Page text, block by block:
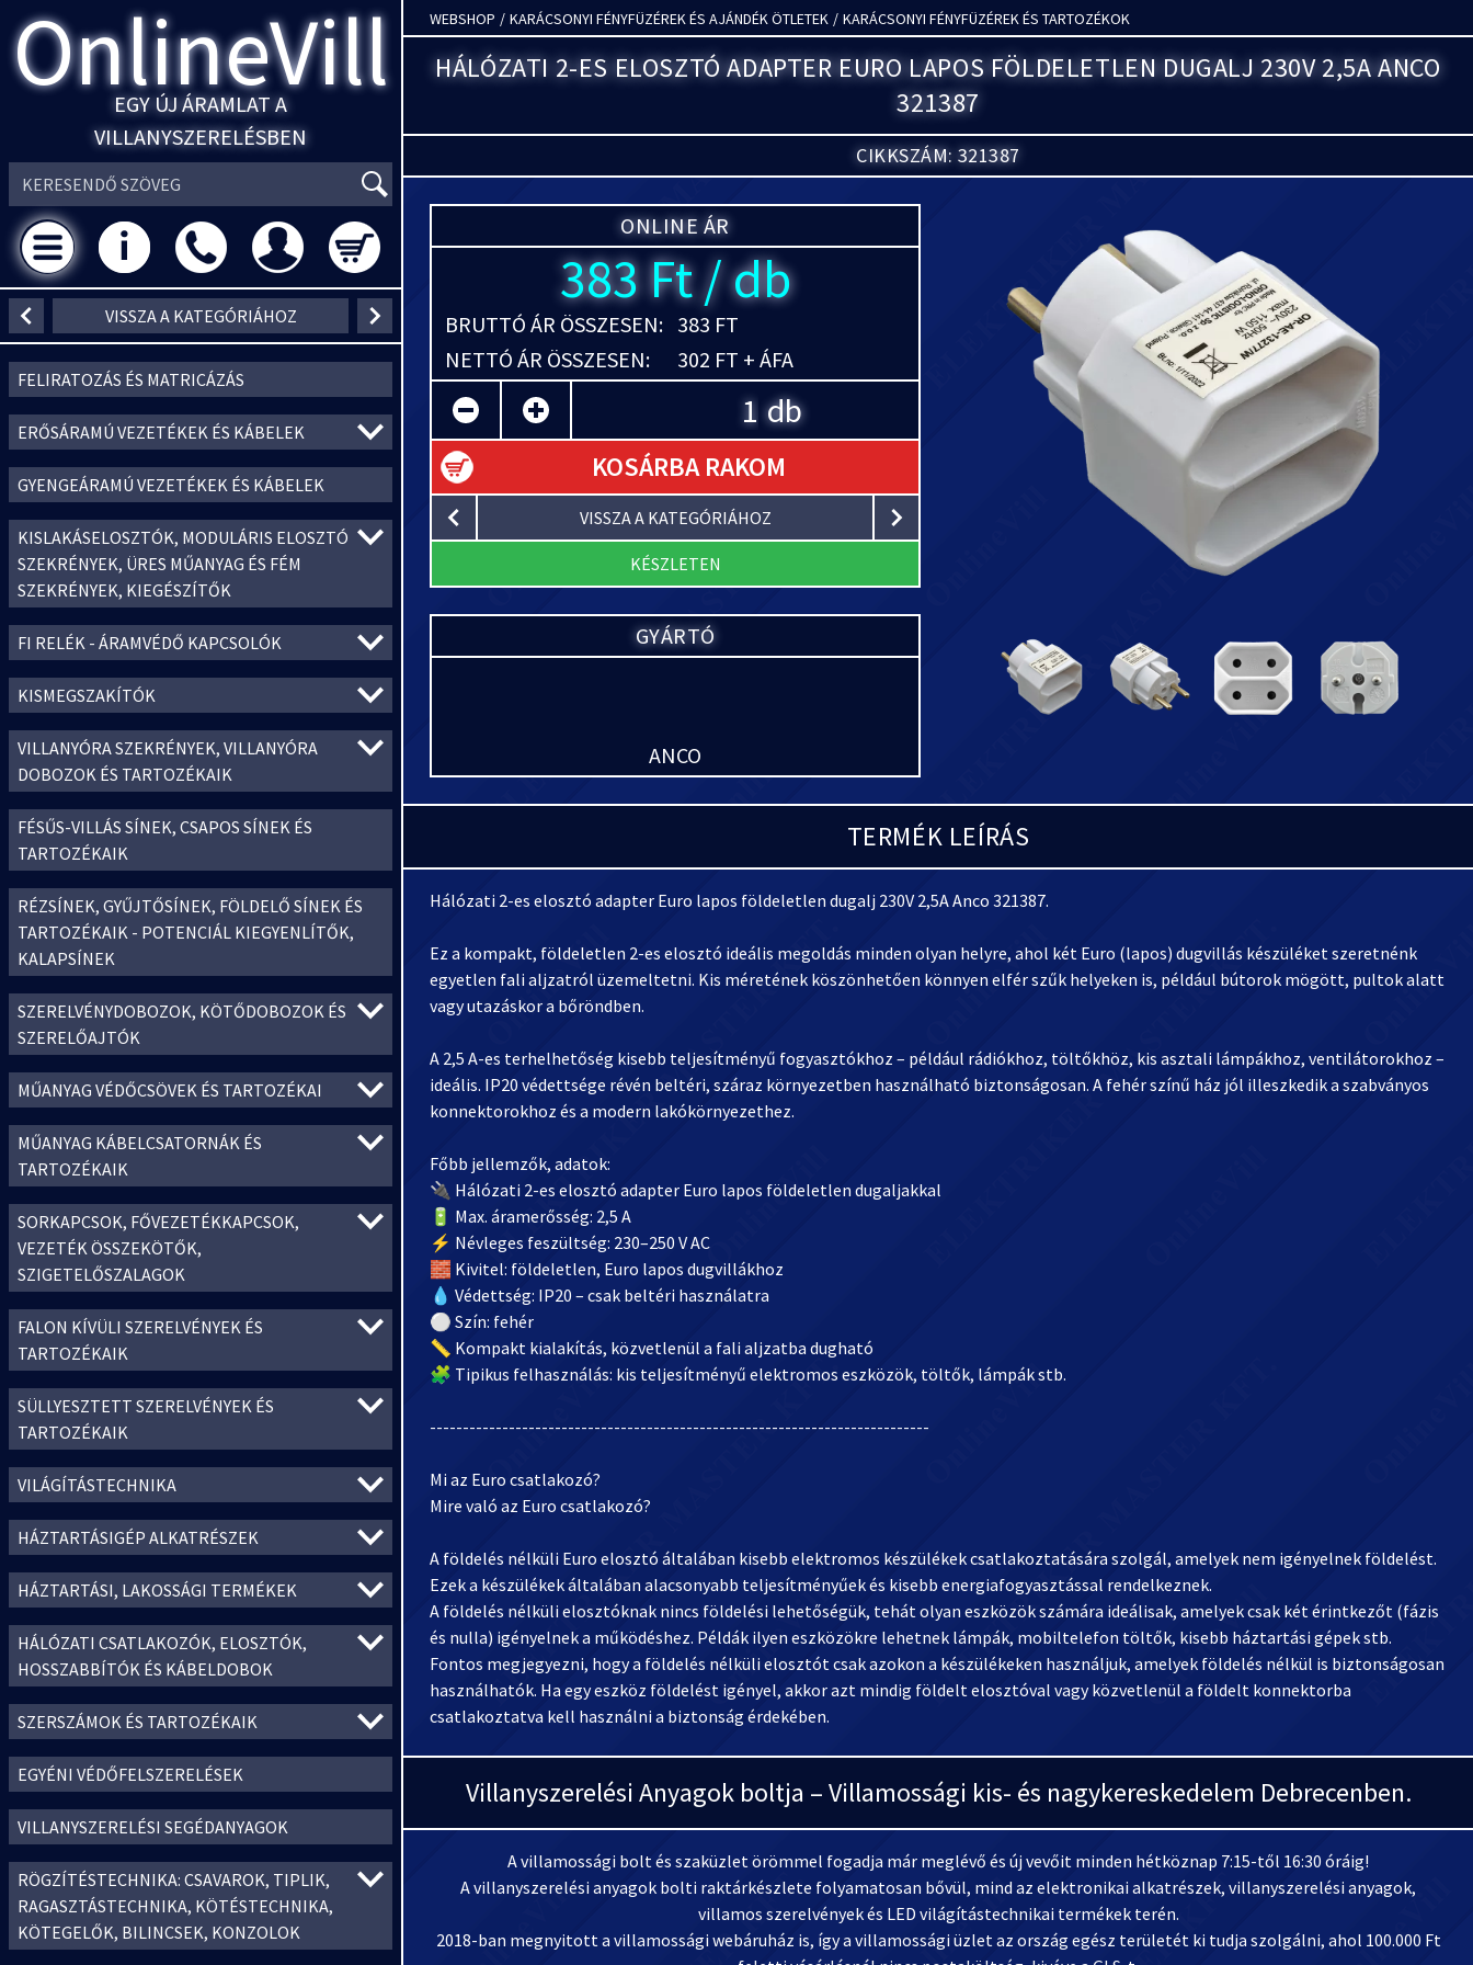
OnlineVill
EGY ÚJ ÁRAMLAT A
VILLANYSZERELÉSBEN
VISSZA A KATEGÓRIÁHOZ
FELIRATOZÁS ÉS MATRICÁZÁS
ERŐSÁRAMÚ VEZETÉKEK ÉS KÁBELEK
GYENGEÁRAMÚ VEZETÉKEK ÉS KÁBELEK
KISLAKÁSELOSZTÓK, MODULÁRIS ELOSZTÓ
SZEKRÉNYEK, ÜRES MŰANYAG ÉS FÉM
SZEKRÉNYEK, KIEGÉSZÍTŐK
FI RELÉK - ÁRAMVÉDŐ KAPCSOLÓK
KISMEGSZAKÍTÓK
VILLANYÓRA SZEKRÉNYEK, VILLANYÓRA
DOBOZOK ÉS TARTOZÉKAIK
FÉSŰS-VILLÁS SÍNEK, CSAPOS SÍNEK ÉS
TARTOZÉKAIK
RÉZSÍNEK, GYŰJTŐSÍNEK, FÖLDELŐ SÍNEK ÉS
TARTOZÉKAIK - POTENCIÁL KIEGYENLÍTŐK,
KALAPSÍNEK
SZERELVÉNYDOBOZOK, KÖTŐDOBOZOK ÉS
SZERELŐAJTÓK
MŰANYAG VÉDŐCSÖVEK ÉS TARTOZÉKAI
MŰANYAG KÁBELCSATORNÁK ÉS
TARTOZÉKAIK
SORKAPCSOK, FŐVEZETÉKKAPCSOK,
VEZETÉK ÖSSZEKÖTŐK,
SZIGETELŐSZALAGOK
FALON KÍVÜLI SZERELVÉNYEK ÉS
TARTOZÉKAIK
SÜLLYESZTETT SZERELVÉNYEK ÉS
TARTOZÉKAIK
VILÁGÍTÁSTECHNIKA
HÁZTARTÁSIGÉP ALKATRÉSZEK
HÁZTARTÁSI, LAKOSSÁGI TERMÉKEK
HÁLÓZATI CSATLAKOZÓK, ELOSZTÓK,
HOSSZABBÍTÓK ÉS KÁBELDOBOK
SZERSZÁMOK ÉS TARTOZÉKAIK
EGYÉNI VÉDŐFELSZERELÉSEK
VILLANYSZERELÉSI SEGÉDANYAGOK
RÖGZÍTÉSTECHNIKA: CSAVAROK, TIPLIK,
RAGASZTÁSTECHNIKA, KÖTÉSTECHNIKA,
KÖTEGELŐK, BILINCSEK, KONZOLOK
WEBSHOP / KARÁCSONYI FÉNYFÜZÉREK ÉS AJÁNDÉK ÖTLETEK / KARÁCSONYI FÉNYFÜZÉREK ÉS TARTOZÉKOK
HÁLÓZATI 2-ES ELOSZTÓ ADAPTER EURO LAPOS FÖLDELETLEN DUGALJ 230V 2,5A ANCO
321387
CIKKSZÁM: 321387
ONLINE ÁR
383 Ft / db
BRUTTÓ ÁR ÖSSZESEN: 383 FT
NETTÓ ÁR ÖSSZESEN:
302 FT + ÁFA
db
KOSÁRBA RAKOM
VISSZA A KATEGÓRIÁHOZ
KÉSZLETEN
GYÁRTÓ
ANCO
TERMÉK LEÍRÁS
Hálózati 2-es elosztó adapter Euro lapos földeletlen dugalj 230V 2,5A Anco 321387.
Ez a kompakt, földeletlen 2-es elosztó ideális megoldás minden olyan helyre, ahol két Euro (lapos) dugvillás készüléket szeretnénk
egyetlen fali aljzatról üzemeltetni. Kis méretének köszönhetően könnyen elfér szűk helyeken is, például bútorok mögött, pultok alatt
vagy utazáskor a bőröndben.
A 2,5 A-es terhelhetőség kisebb teljesítményű fogyasztókhoz – például rádiókhoz, töltőkhöz, kis asztali lámpákhoz, ventilátorokhoz –
ideális. IP20 védettsége révén beltéri, száraz környezetben használható biztonságosan. A fehér színű ház jól illeszkedik a szabványos
konnektorokhoz és a modern lakókörnyezethez.
Főbb jellemzők, adatok:
🔌 Hálózati 2-es elosztó adapter Euro lapos földeletlen dugaljakkal
🔋 Max. áramerősség: 2,5 A
⚡ Névleges feszültség: 230–250 V AC
🧱 Kivitel: földeletlen, Euro lapos dugvillákhoz
💧 Védettség: IP20 – csak beltéri használatra
⚪ Szín: fehér
📏 Kompakt kialakítás, közvetlenül a fali aljzatba dugható
🧩 Tipikus felhasználás: kis teljesítményű elektromos eszközök, töltők, lámpák stb.
----------------------------------------------------------------------------
Mi az Euro csatlakozó?
Mire való az Euro csatlakozó?
A földelés nélküli Euro elosztó általában kisebb elektromos készülékek csatlakoztatására szolgál, amelyek nem igényelnek földelést.
Ezek a készülékek általában alacsonyabb teljesítményűek és kisebb energiafogyasztással rendelkeznek.
A földelés nélküli elosztóknak nincs földelési lehetőségük, tehát olyan eszközök számára ideálisak, amelyek csak két érintkezőt (fázis
és nulla) igényelnek a működéshez. Példák ilyen eszközökre lehetnek lámpák, mobiltelefon töltők, kisebb háztartási gépek stb.
Fontos megjegyezni, hogy a földelés nélküli elosztót csak azokon a készülékeken használjuk, amelyek földelés nélkül is biztonságosan
használhatók. Ha egy eszköz földelést igényel, akkor azt mindig földelt elosztóval vagy közvetlenül a földelt konnektorba
csatlakoztatva kell használni a biztonság érdekében.
Villanyszerelési Anyagok boltja – Villamossági kis- és nagykereskedelem Debrecenben.
A villamossági bolt és szaküzlet örömmel fogadja már meglévő és új vevőit minden hétköznap 7:15-től 16:30 óráig!
A villanyszerelési anyagok bolti raktárkészlete folyamatosan bővül, mind az elektronikai alkatrészek, villanyszerelési anyagok,
villamos szerelvények és LED világítástechnikai termékek terén.
2018-ban megnyitott a villamossági webáruház is, így a villamossági üzlet az ország egész területét ki tudja szolgálni, ahol 100.000 Ft